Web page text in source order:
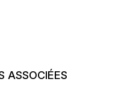
ASSOCIÉES